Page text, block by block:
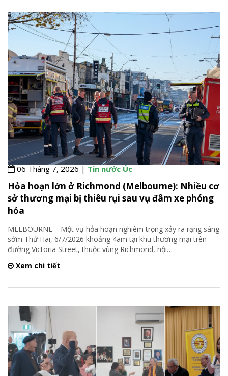
06 Tháng 7, 2026 |Tin nước Úc
Hỏa hoạn lớn ở Richmond (Melbourne): Nhiều cơ
sở thương mại bị thiêu rụi sau vụ đâm xe phóng
hỏa
MELBOURNE – Một vụ hỏa hoạn nghiêm trọng xảy ra rạng sáng
sớm Thứ Hai, 6/7/2026 khoảng 4am tại khu thương mại trên
đường Victoria Street, thuộc vùng Richmond, nội…
Xem chi tiết